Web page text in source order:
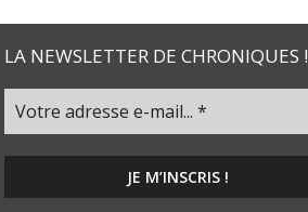
LA NEWSLETTER DE CHRONIQUES !